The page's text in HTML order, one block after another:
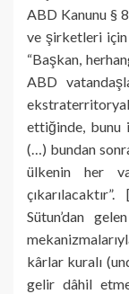
ABD Kanunu §
ve şirketleri için
“Başkan,
ABD
ettiğinde, bunu
(…) bundan
ülkenin her
Sütun’dan
kârlar kuralı
gelir dâhil